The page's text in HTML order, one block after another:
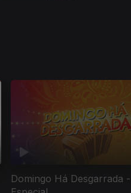
Domingo Há Desgarrada -